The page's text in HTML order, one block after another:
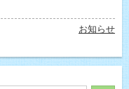
お知らせ